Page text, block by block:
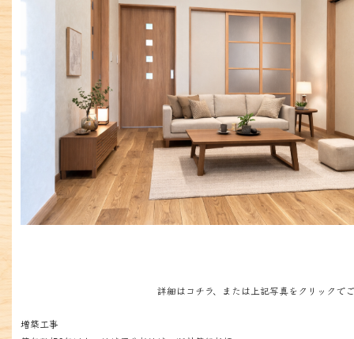
詳細はコチラ、または上記写真をクリックで
増築工事